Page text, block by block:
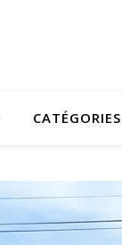
CATÉGORIES